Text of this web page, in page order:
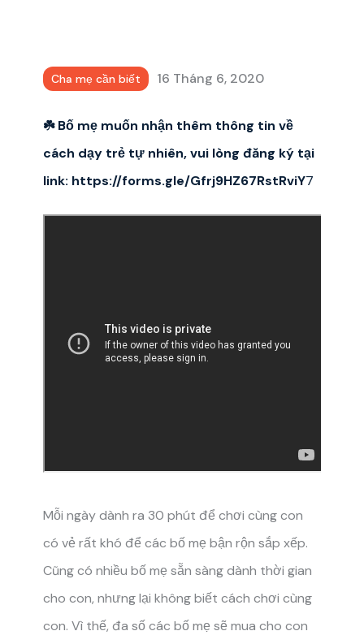
Cha mẹ cần biết 16 Tháng 6, 2020
☘️ Bố mẹ muốn nhận thêm thông tin về
cách dạy trẻ tự nhiên, vui lòng đăng ký tại
link: https://forms.gle/Gfrj9HZ67RstRviY7
Mỗi ngày dành ra 30 phút để chơi cùng con
có vẻ rất khó để các bố mẹ bận rộn sắp xếp.
Cũng có nhiều bố mẹ sẵn sàng dành thời gian
cho con, nhưng lại không biết cách chơi cùng
con. Vì thế, đa số các bố mẹ sẽ mua cho con